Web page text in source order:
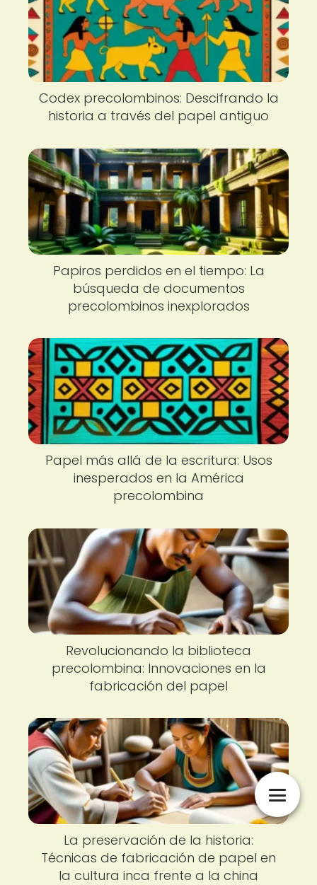
Codex precolombinos: Descifrando la
historia a través del papel antiguo
Papiros perdidos en el tiempo: La
búsqueda de documentos
precolombinos inexplorados
Papel más allá de la escritura: Usos
inesperados en la América
precolombina
Revolucionando la biblioteca
precolombina: Innovaciones en la
fabricación del papel
La preservación de la historia:
Técnicas de fabricación de papel en
la cultura inca frente a la china